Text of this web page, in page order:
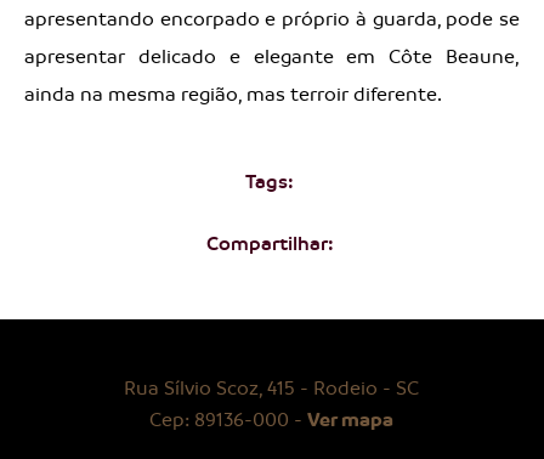
apresentando encorpado e próprio à guarda, pode se
apresentar delicado e elegante em Côte Beaune,
ainda na mesma região, mas terroir diferente.
Tags:
Compartilhar:
Rua Sílvio Scoz, 415 - Rodeio - SC
Cep: 89136-000 -Ver mapa